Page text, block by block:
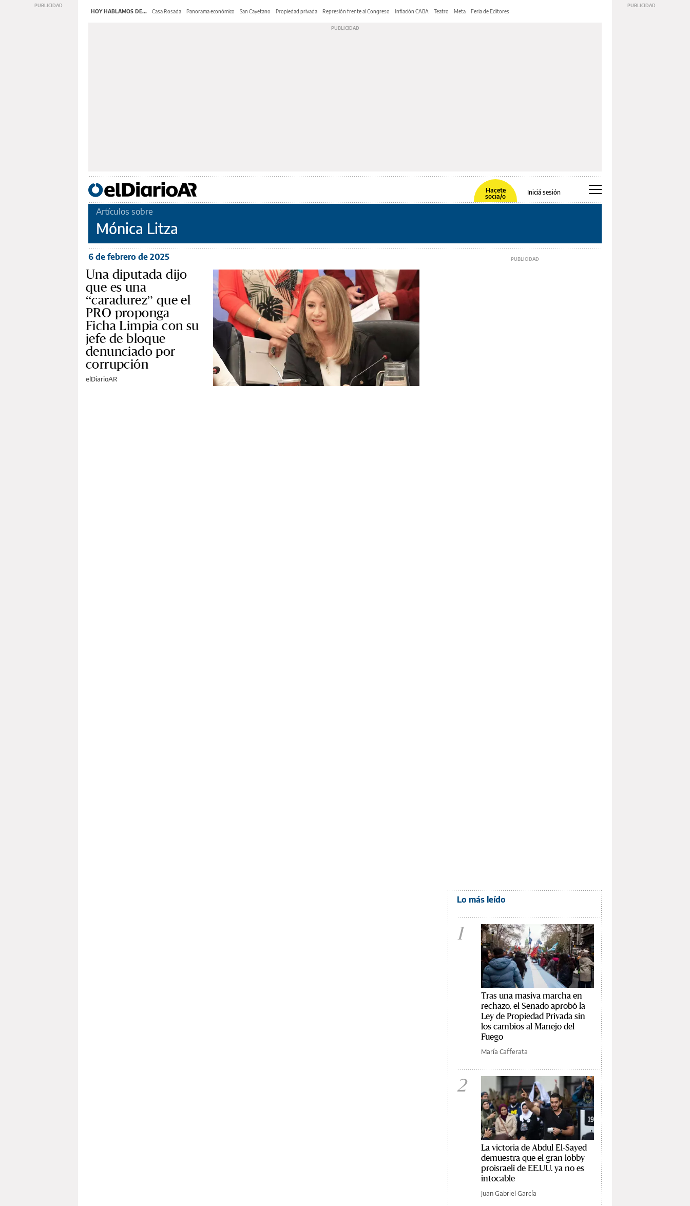
HOY HABLAMOS DE... Casa Rosada Panorama económico San Cayetano Propiedad privada Represión frente al Congreso Inflación CABA Teatro Meta Feria de Editores
Hacete
socia/o
Iniciá sesión
Artículos sobre
Mónica Litza
6 de febrero de 2025
Una diputada dijo
que es una
“caradurez” que el
PRO proponga
Ficha Limpia con su
jefe de bloque
denunciado por
corrupción
elDiarioAR
Lo más leído
1
Tras una masiva marcha en
rechazo, el Senado aprobó la
Ley de Propiedad Privada sin
los cambios al Manejo del
Fuego
María Cafferata
2
La victoria de Abdul El-Sayed
demuestra que el gran lobby
proisraelí de EE.UU. ya no es
intocable
Juan Gabriel García